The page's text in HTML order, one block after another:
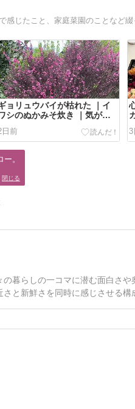
じたこと、家庭菜園のことなど綴
ョリュウバイが枯れた ｜イ
シのぬかみそ炊き ｜気が沈
日前
3
暮らしの一コマに潜む面白さや
と新鮮さを同時に感じさせる構
。
閉じる